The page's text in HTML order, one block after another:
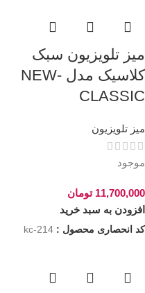
میز تلویزیون سبک
کلاسیک مدل NEW-
CLASSIC
میز تلویزیون
موجود
11,700,000 تومان
افزودن به سبد خرید
کد انحصاری محصول : kc-214